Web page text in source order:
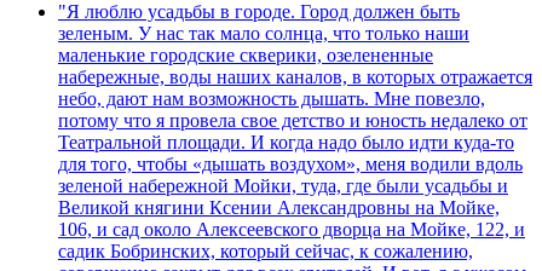
"Я люблю усадьбы в городе. Город должен быть
зеленым. У нас так мало солнца, что только наши
маленькие городские скверики, озелененные
набережные, воды наших каналов, в которых отражается
небо, дают нам возможность дышать. Мне повезло,
потому что я провела свое детство и юность недалеко от
Театральной площади. И когда надо было идти куда-то
для того, чтобы «дышать воздухом», меня водили вдоль
зеленой набережной Мойки, туда, где были усадьбы и
Великой княгини Ксении Александровны на Мойке,
106, и сад около Алексеевского дворца на Мойке, 122, и
садик Бобринских, который сейчас, к сожалению,